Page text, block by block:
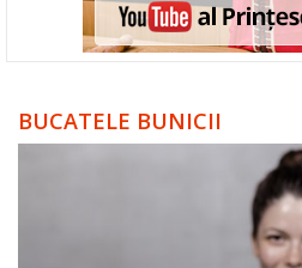
BUCATELE BUNICII